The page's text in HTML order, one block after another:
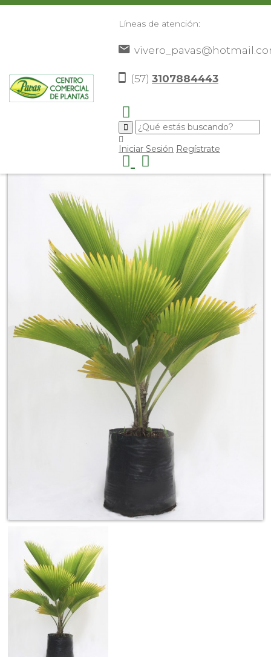
Líneas de atención:
(57) 3107884443
Iniciar Sesión Regístrate
Plantas> Palmas De Exterior>Palma